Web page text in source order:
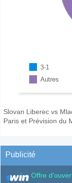
3-1
Autres
Slovan Liberec vs
Paris et Prévision du
Publicité
Offre